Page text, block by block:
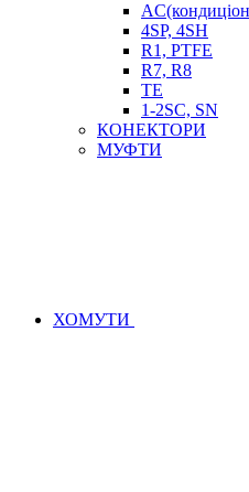
4SP, 4SH
R1, PTFE
R7, R8
TE
1-2SC, SN
КОНЕКТОРИ
МУФТИ
ХОМУТИ